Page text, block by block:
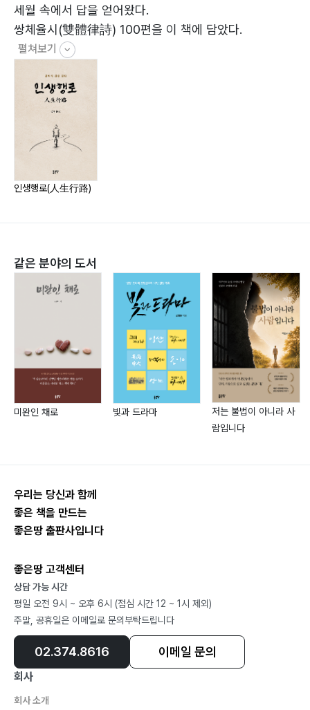
달(月)
흐르는 물(流水)
동이(同異)
수덕의 곡(水德의 曲) 2
바다(海)
흘러가는 세월(雲脚)
흐르는 구름(流雲)
탄불(炭火)
제3부 길이 깊어지다
가을바람(秋風)
찬 이슬(寒露)
가을 산(秋山山色)
외로운 등불(孤燈)
늦은 가을(晩秋)
잔홍(殘紅)
낙관(落款)
인간 삶을 말하다
인생의 황혼(夕照)
희로애락(巡還) 1
희로애락(巡還) 2
자연/인생(自然/人生)
성찰(省察)
회상(回想)
노쇠(老衰)
깨달음의 길(道行)
세월 속에서 답을 얻어왔다.
쌍체율시(雙體律詩) 100편을 이 책에 담았다.
펼쳐보기
인생행로(人生行路)
같은 분야의 도서
미완인 채로 빛과 드라마
저는 불법이 아니라 사
람입니다
우리는 당신과 함께
좋은 책을 만드는
좋은땅 출판사입니다
좋은땅 고객센터
상담 가능 시간
평일 오전 9시 ~ 오후 6시 (점심 시간 12 ~ 1시 제외)
주말, 공휴일은 이메일로 문의부탁드립니다
02.374.8616 이메일 문의
회사
회사 소개